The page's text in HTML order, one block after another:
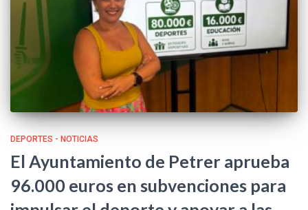
DEPORTES - NOTICIAS
El Ayuntamiento de Petrer aprueba
96.000 euros en subvenciones para